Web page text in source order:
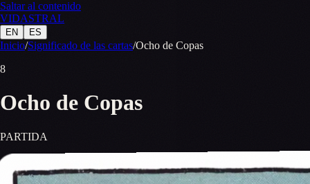
Saltar al contenido
VIDASTRAL
EN ES
Inicio/Significado de las cartas/Ocho de Copas
8
Ocho de Copas
PARTIDA